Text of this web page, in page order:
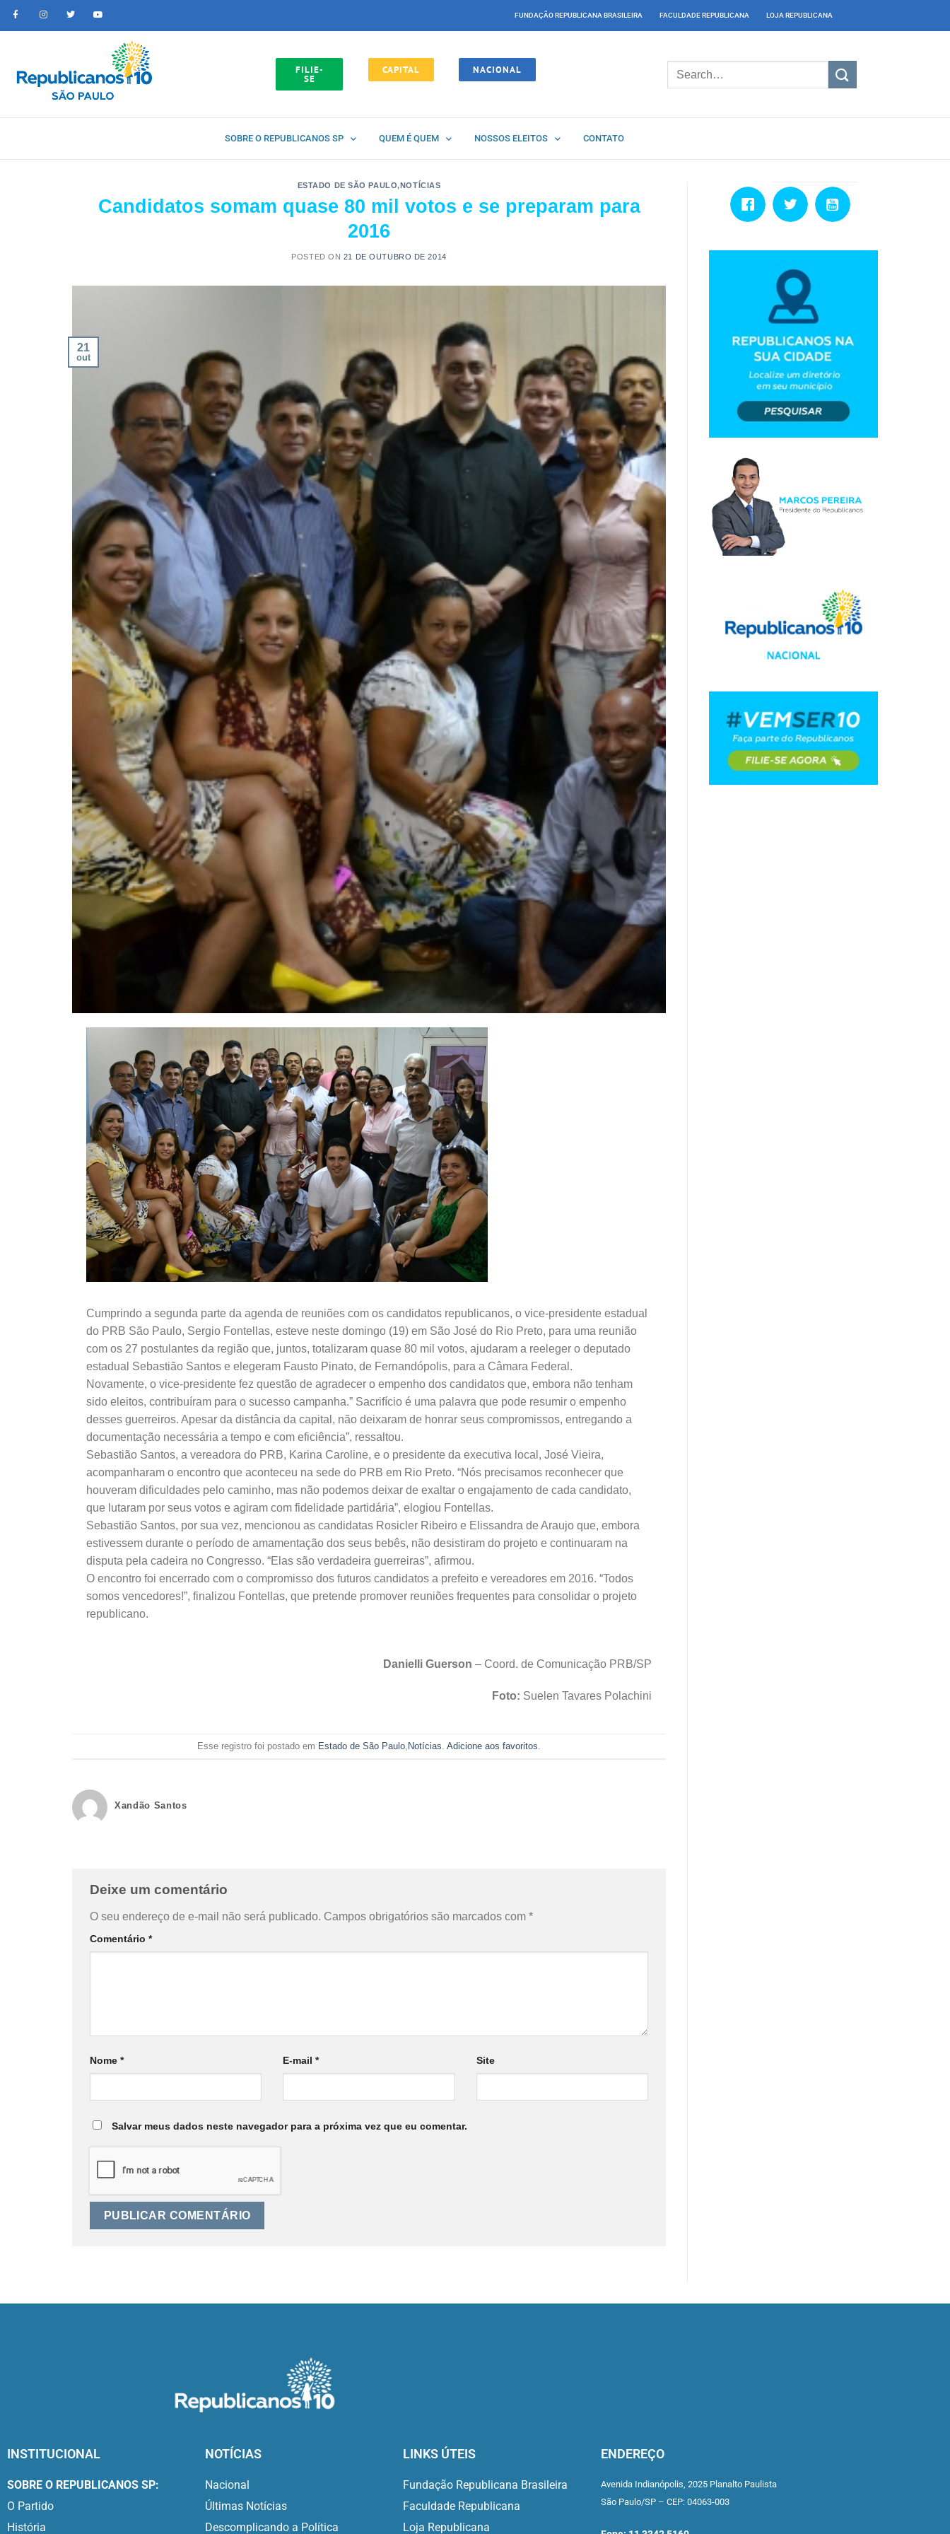
FUNDAÇÃO REPUBLICANA BRASILEIRA FACULDADE REPUBLICANA LOJA REPUBLICANA
FILIE-
SE
CAPITAL NACIONAL
SOBRE O REPUBLICANOS SP QUEM É QUEM NOSSOS ELEITOS CONTATO
ESTADO DE SÃO PAULO,NOTÍCIAS
Candidatos somam quase 80 mil votos e se preparam para
2016
POSTED ON 21 DE OUTUBRO DE 2014
21
out
Cumprindo a segunda parte da agenda de reuniões com os candidatos republicanos, o vice-presidente estadual
do PRB São Paulo, Sergio Fontellas, esteve neste domingo (19) em São José do Rio Preto, para uma reunião
com os 27 postulantes da região que, juntos, totalizaram quase 80 mil votos, ajudaram a reeleger o deputado
estadual Sebastião Santos e elegeram Fausto Pinato, de Fernandópolis, para a Câmara Federal.
Novamente, o vice-presidente fez questão de agradecer o empenho dos candidatos que, embora não tenham
sido eleitos, contribuíram para o sucesso campanha.” Sacrifício é uma palavra que pode resumir o empenho
desses guerreiros. Apesar da distância da capital, não deixaram de honrar seus compromissos, entregando a
documentação necessária a tempo e com eficiência”, ressaltou.
Sebastião Santos, a vereadora do PRB, Karina Caroline, e o presidente da executiva local, José Vieira,
acompanharam o encontro que aconteceu na sede do PRB em Rio Preto. “Nós precisamos reconhecer que
houveram dificuldades pelo caminho, mas não podemos deixar de exaltar o engajamento de cada candidato,
que lutaram por seus votos e agiram com fidelidade partidária”, elogiou Fontellas.
Sebastião Santos, por sua vez, mencionou as candidatas Rosicler Ribeiro e Elissandra de Araujo que, embora
estivessem durante o período de amamentação dos seus bebês, não desistiram do projeto e continuaram na
disputa pela cadeira no Congresso. “Elas são verdadeira guerreiras”, afirmou.
O encontro foi encerrado com o compromisso dos futuros candidatos a prefeito e vereadores em 2016. “Todos
somos vencedores!”, finalizou Fontellas, que pretende promover reuniões frequentes para consolidar o projeto
republicano.
Danielli Guerson – Coord. de Comunicação PRB/SP
Foto: Suelen Tavares Polachini
Esse registro foi postado em Estado de São Paulo Notícias Adicione aos favoritos
Xandão Santos
Deixe um comentário
O seu endereço de e-mail não será publicado. Campos obrigatórios são marcados com *
Comentário *
Nome * E-mail* Site
Salvar meus dados neste navegador para a próxima vez que eu comentar.
INSTITUCIONAL
SOBRE O REPUBLICANOS SP:
O Partido
História
NOTÍCIAS
Nacional
Últimas Notícias
Descomplicando a Política
LINKS ÚTEIS
Fundação Republicana Brasileira
Faculdade Republicana
Loja Republicana
ENDEREÇO
Avenida Indianópolis, 2025 Planalto Paulista
São Paulo/SP – CEP: 04063-003